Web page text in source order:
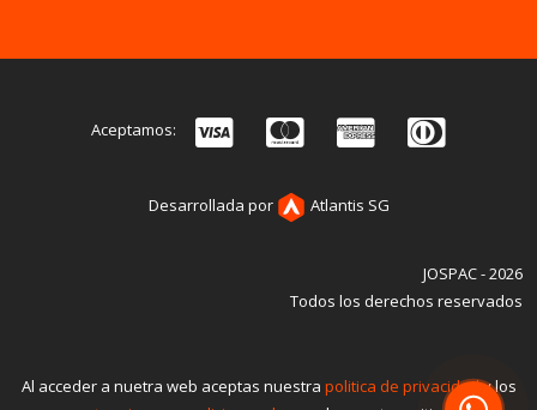
Aceptamos:
Desarrollada por Atlantis SG
JOSPAC - 2026
Todos los derechos reservados
Al acceder a nuetra web aceptas nuestra politica de privacidady los